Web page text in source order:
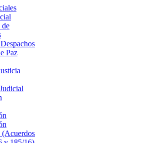
de
Paz
(Acuerdos